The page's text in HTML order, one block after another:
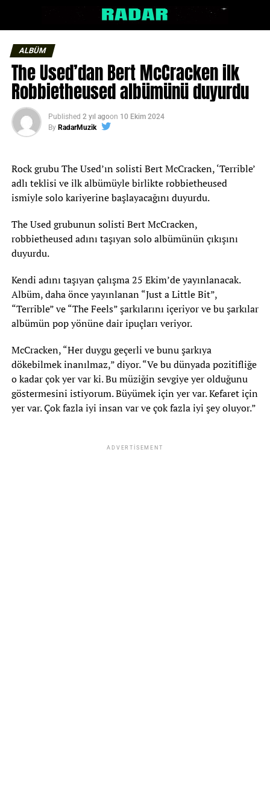
ALBÜM
The Used’dan Bert McCracken ilk
Robbietheused albümünü duyurdu
Published 2 yıl agoon 10 Ekim 2024
By RadarMuzik
Rock grubu The Used’ın solisti Bert McCracken, ‘Terrible’
adlı teklisi ve ilk albümüyle birlikte robbietheused
ismiyle solo kariyerine başlayacağını duyurdu.
The Used grubunun solisti Bert McCracken,
robbietheused adını taşıyan solo albümünün çıkışını
duyurdu.
Kendi adını taşıyan çalışma 25 Ekim’de yayınlanacak.
Albüm, daha önce yayınlanan “Just a Little Bit”,
“Terrible” ve “The Feels” şarkılarını içeriyor ve bu şarkılar
albümün pop yönüne dair ipuçları veriyor.
McCracken, “Her duygu geçerli ve bunu şarkıya
dökebilmek inanılmaz,” diyor. “Ve bu dünyada pozitifliğe
o kadar çok yer var ki. Bu müziğin sevgiye yer olduğunu
göstermesini istiyorum. Büyümek için yer var. Kefaret için
yer var. Çok fazla iyi insan var ve çok fazla iyi şey oluyor.”
ADVERTISEMENT